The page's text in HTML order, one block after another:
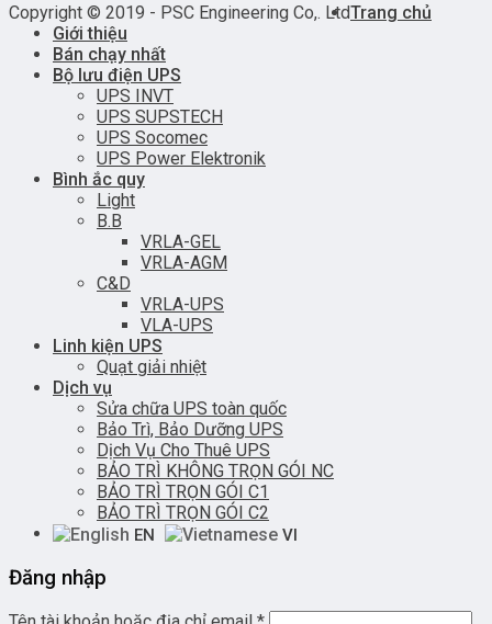
Copyright © 2019 - PSC Engineering Co,. LtdTrang chủ
Giới thiệu
Bán chạy nhất
Bộ lưu điện UPS
UPS INVT
UPS SUPSTECH
UPS Socomec
UPS Power Elektronik
Bình ắc quy
Light
B.B
VRLA-GEL
VRLA-AGM
C&D
VRLA-UPS
VLA-UPS
Linh kiện UPS
Quạt giải nhiệt
Dịch vụ
Sửa chữa UPS toàn quốc
Bảo Trì, Bảo Dưỡng UPS
Dịch Vụ Cho Thuê UPS
BẢO TRÌ KHÔNG TRỌN GÓI NC
BẢO TRÌ TRỌN GÓI C1
BẢO TRÌ TRỌN GÓI C2
EN VI
Đăng nhập